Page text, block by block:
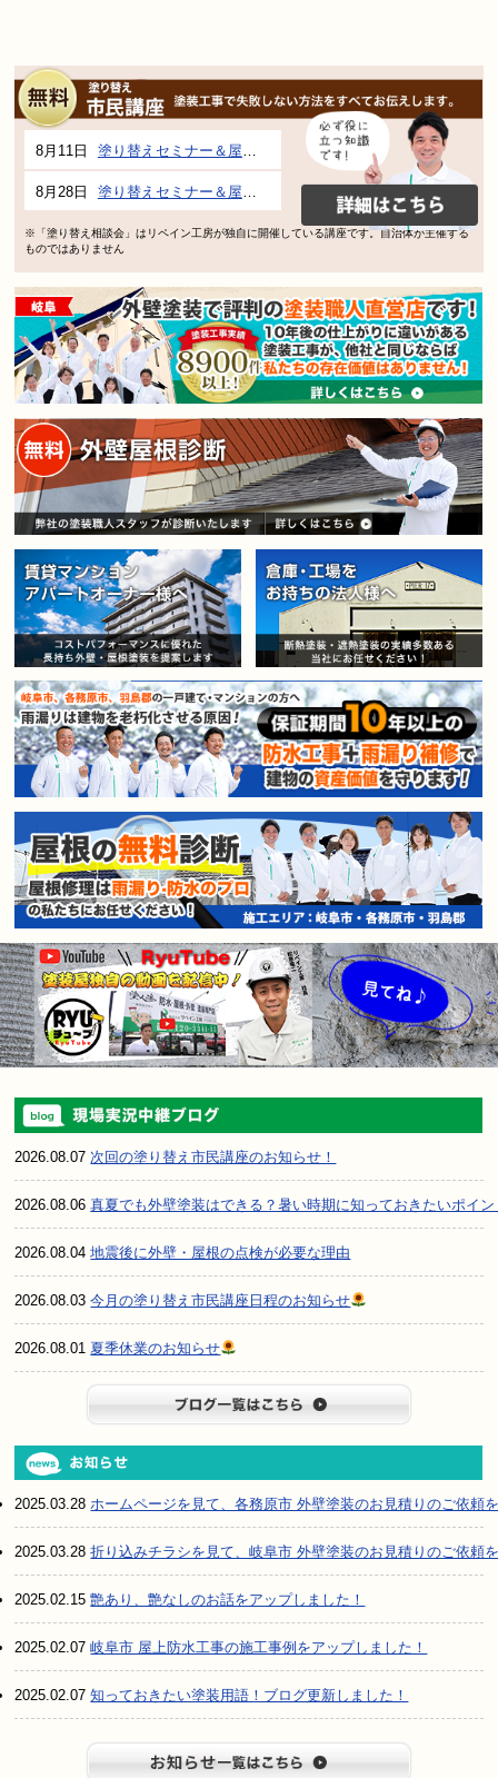
8月11日 塗り替えセミナー＆屋根、外壁の塗り替え市民講座 inぎふメディアコスモス
8月28日 塗り替えセミナー＆屋根、外壁の塗り替え市民講座 inぎふメディアコスモス
※「塗り替え相談会」はリペイン工房が独自に開催している講座です。自治体が主催する
ものではありません
賃貸マンション・アパートオー
2026.08.07次回の塗り替え市民講座のお知らせ！
2026.08.06真夏でも外壁塗装はできる？暑い時期に知っておきたいポイン
2026.08.04地震後に外壁・屋根の点検が必要な理由
2026.08.03今月の塗り替え市民講座日程のお知らせ
2026.08.01 夏季休業のお知らせ
2025.03.28ホームページを見て、各務原市 外壁塗装のお見積りのご依頼
2025.03.28折り込みチラシを見て、岐阜市 外壁塗装のお見積りのご依頼
2025.02.15艶あり、艶なしのお話をアップしました！
2025.02.07岐阜市 屋上防水工事の施工事例をアップしました！
2025.02.07知っておきたい塗装用語！ブログ更新しました！